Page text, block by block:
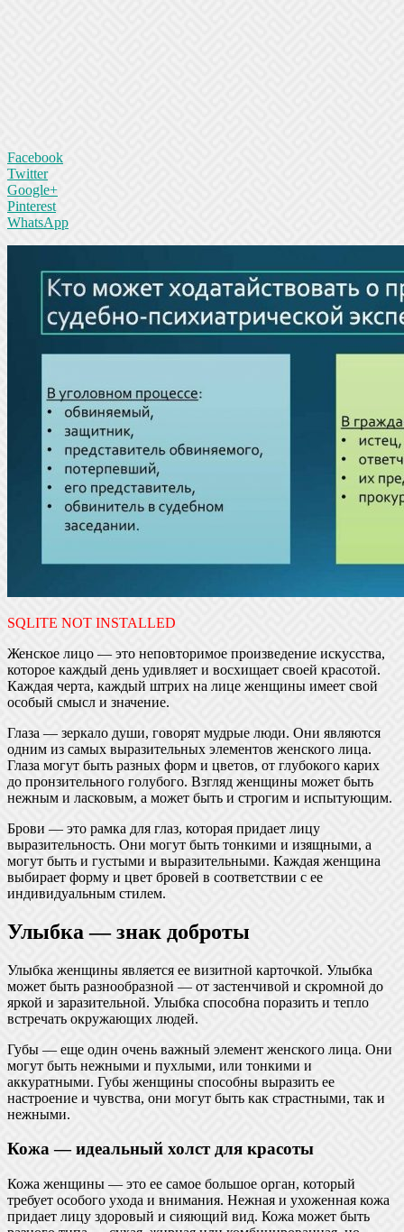
Facebook
Twitter
Google+
Pinterest
WhatsApp
SQLITE NOT INSTALLED
Женское лицо — это неповторимое произведение искусства,
которое каждый день удивляет и восхищает своей красотой.
Каждая черта, каждый штрих на лице женщины имеет свой
особый смысл и значение.
Глаза — зеркало души, говорят мудрые люди. Они являются
одним из самых выразительных элементов женского лица.
Глаза могут быть разных форм и цветов, от глубокого карих
до пронзительного голубого. Взгляд женщины может быть
нежным и ласковым, а может быть и строгим и испытующим.
Брови — это рамка для глаз, которая придает лицу
выразительность. Они могут быть тонкими и изящными, а
могут быть и густыми и выразительными. Каждая женщина
выбирает форму и цвет бровей в соответствии с ее
индивидуальным стилем.
Улыбка — знак доброты
Улыбка женщины является ее визитной карточкой. Улыбка
может быть разнообразной — от застенчивой и скромной до
яркой и заразительной. Улыбка способна поразить и тепло
встречать окружающих людей.
Губы — еще один очень важный элемент женского лица. Они
могут быть нежными и пухлыми, или тонкими и
аккуратными. Губы женщины способны выразить ее
настроение и чувства, они могут быть как страстными, так и
нежными.
Кожа — идеальный холст для красоты
Кожа женщины — это ее самое большое орган, который
требует особого ухода и внимания. Нежная и ухоженная кожа
придает лицу здоровый и сияющий вид. Кожа может быть